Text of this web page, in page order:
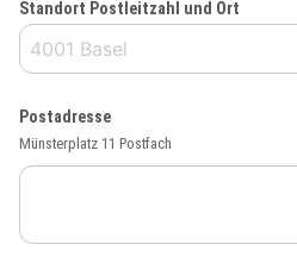
Standort Postleitzahl und Ort
Postadresse
Münsterplatz 11 Postfach